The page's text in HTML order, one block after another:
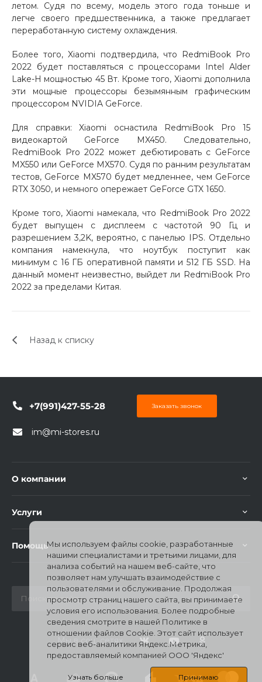
Получайте товар
выбранный способом
Оставшиеся75 % будут
списыватьсяс вашей карты
по25 %каждые 2 недели
Подробнее
об оплате Плайтом
25
раз в 2
недели
Остались вопросы?
8 800 302-02-51
plait.ru
летом. Судя по всему, модель этого года тоньше и
легче своего предшественника, а также предлагает
переработанную систему охлаждения.
Более того, Xiaomi подтвердила, что RedmiBook Pro
2022 будет поставляться с процессорами Intel Alder
Lake-H мощностью 45 Вт. Кроме того, Xiaomi дополнила
эти мощные процессоры безымянным графическим
процессором NVIDIA GeForce.
Для справки: Xiaomi оснастила RedmiBook Pro 15
видеокартой GeForce MX450. Следовательно,
RedmiBook Pro 2022 может дебютировать с GeForce
MX550 или GeForce MX570. Судя по ранним результатам
тестов, GeForce MX570 будет медленнее, чем GeForce
RTX 3050, и немного опережает GeForce GTX 1650.
Кроме того, Xiaomi намекала, что RedmiBook Pro 2022
будет выпущен с дисплеем с частотой 90 Гц и
разрешением 3,2K, вероятно, с панелью IPS. Отдельно
компания намекнула, что ноутбук поступит как
минимум с 16 ГБ оперативной памяти и 512 ГБ SSD. На
данный момент неизвестно, выйдет ли RedmiBook Pro
2022 за пределами Китая.
Назад к списку
+7(991)427-55-28 Заказать звонок
im@mi-stores.ru
О компании
Услуги
Помощь
Мы в соц. сетях
Мы используем файлы cookie, разработанные
нашими специалистами и третьими лицами, для
анализа событий на нашем веб-сайте, что
позволяет нам улучшать взаимодействие с
пользователями и обслуживание. Продолжая
просмотр страниц нашего сайта, вы принимаете
условия его использования. Более подробные
сведения смотрите в нашей Политике в
отношении файлов Cookie. Этот сайт использует
сервис веб-аналитики Яндекс.Метрика,
предоставляемый компанией ООО 'Яндекс'
Узнать больше Принимаю